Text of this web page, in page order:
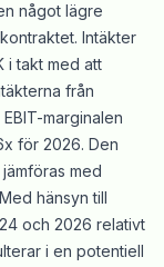
något lägre
Intäkter
i takt med att
från
marginalen
för 2026. Den
med
hänsyn till
och 2026 relativt
i en potentiell